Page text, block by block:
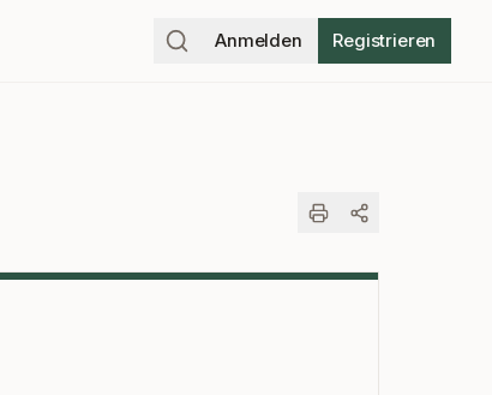
Anmelden Registrieren